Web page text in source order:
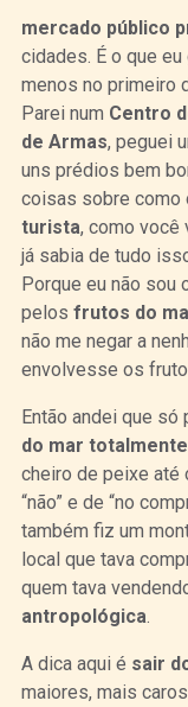
mercado público
cidades. É o que
menos no primeiro
Parei num Centro
de Armas, peguei
uns prédios bem
coisas sobre como
turista, como você
já sabia de tudo
Porque eu não sou
pelos frutos do
não me negar a
envolvesse os
Então andei que só
do mar
cheiro de peixe até
“não” e de “no
também fiz um
local que tava
quem tava
antropológica.
A dica aqui é sair
maiores, mais